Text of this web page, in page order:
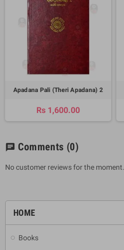
HOME
Books
Apadana Pali (Theri Apadana) 2
Rs 1,600.00
chat Comments (0)
No customer reviews for the moment.